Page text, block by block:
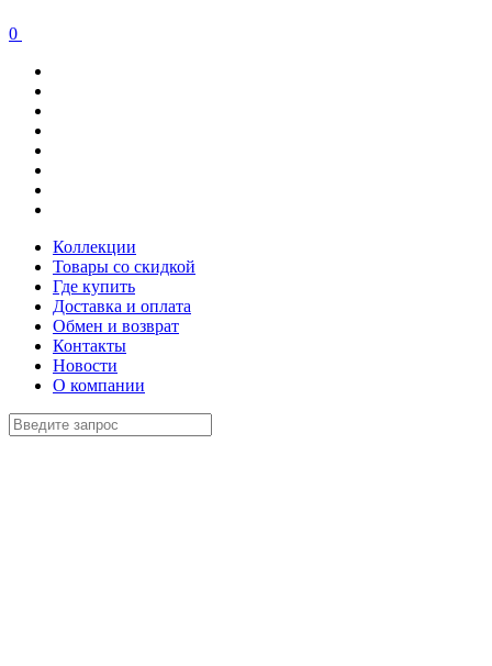
0
Коллекции
Товары со скидкой
Где купить
Доставка и оплата
Обмен и возврат
Контакты
Новости
О компании